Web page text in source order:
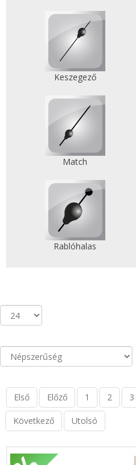
Keszegező
Match
Rablóhalas
Első Előző 1 2 3
Következő Utolsó